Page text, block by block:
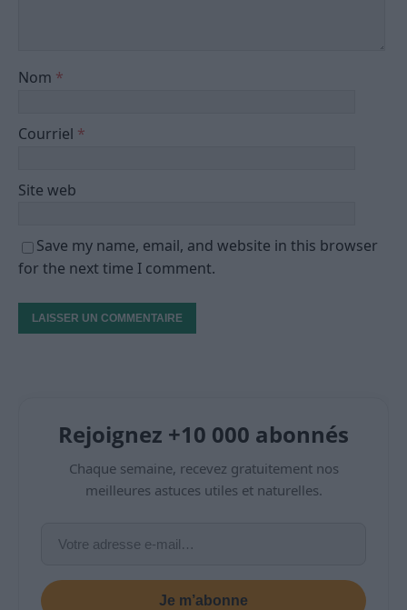
Nom *
Courriel *
Site web
Save my name, email, and website in this browser
for the next time I comment.
Rejoignez +10 000 abonnés
Chaque semaine, recevez gratuitement nos
meilleures astuces utiles et naturelles.
Je m’abonne